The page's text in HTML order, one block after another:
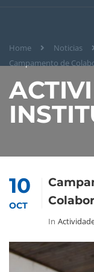
Home Noticias
Campamento de
10
OCT
In